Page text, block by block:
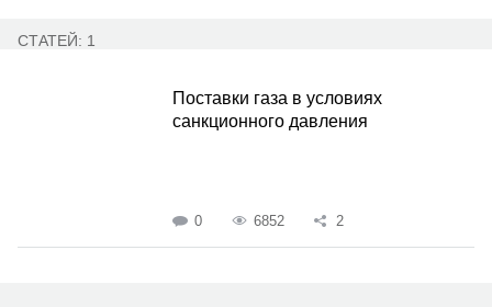
СТАТЕЙ: 1
Поставки газа в условиях
санкционного давления
0 6852 2